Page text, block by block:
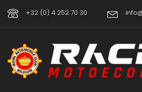
+32 (0) 4 252 70 30